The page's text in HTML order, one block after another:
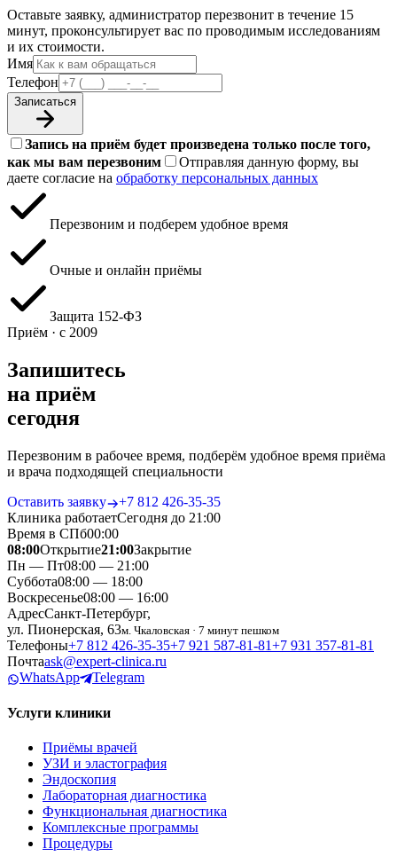
Оставьте заявку, администратор перезвонит в течение 15
минут, проконсультирует вас по проводимым исследованиям
и их стоимости.
Имя
Телефон
Записаться
Запись на приём будет произведена только после того,
как мы вам перезвоним
Отправляя данную форму, вы
даете согласие на обработку персональных данных
Перезвоним и подберем удобное время
Очные и онлайн приёмы
Защита 152‑ФЗ
Приём · с 2009
Запишитесь
на приём
сегодня
Перезвоним в рабочее время, подберём удобное время приёма
и врача подходящей специальности
Оставить заявку
+7 812 426‑35‑35
Клиника работаетСегодня до 21:00
Время в СПб00:00
08:00Открытие21:00Закрытие
Пн — Пт08:00 — 21:00
Суббота08:00 — 18:00
Воскресенье08:00 — 16:00
АдресСанкт-Петербург,
ул. Пионерская, 63м. Чкаловская · 7 минут пешком
Телефоны+7 812 426‑35‑35+7 921 587‑81‑81+7 931 357‑81‑81
Почтаask@expert-clinica.ru
WhatsApp
Telegram
Услуги клиники
Приёмы врачей
УЗИ и эластография
Эндоскопия
Лабораторная диагностика
Функциональная диагностика
Комплексные программы
Процедуры